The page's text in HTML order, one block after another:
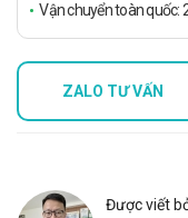
Vận chuyển toàn quốc:
ZALO TƯ VẤN
Được viết